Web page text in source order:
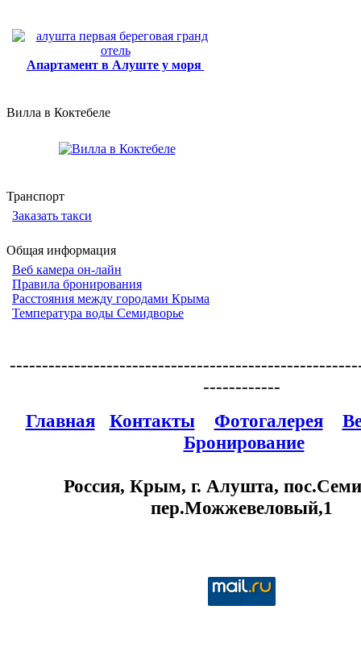
Апартамент в Алуште у моря
Вилла в Коктебеле
Транспорт
Заказать такси
Общая информация
Веб камера он-лайн
Правила бронирования
Расстояния между городами Крыма
Температура воды Семидворье
------------
Главная
Контакты Фотогалерея
Бронирование
Россия, Крым, г. Алушта,
пер.Можжевеловый,1